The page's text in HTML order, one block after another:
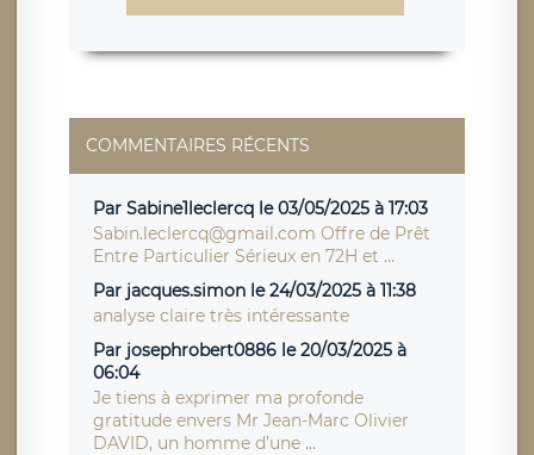
COMMENTAIRES RÉCENTS
Par Sabine1leclercq le 03/05/2025 à 17:03
Sabin.leclercq@gmail.com Offre de Prêt
Entre Particulier Sérieux en 72H et ...
Par jacques.simon le 24/03/2025 à 11:38
analyse claire très intéressante
Par josephrobert0886 le 20/03/2025 à
06:04
Je tiens à exprimer ma profonde
gratitude envers Mr Jean-Marc Olivier
DAVID, un homme d’une ...